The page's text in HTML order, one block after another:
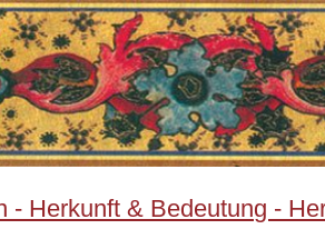
- Herkunft & Bedeutung -